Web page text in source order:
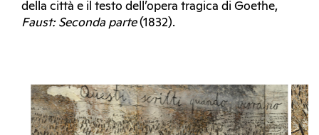
della città e il testo dell’opera tragica di Goethe,
Faust: Seconda parte(1832).